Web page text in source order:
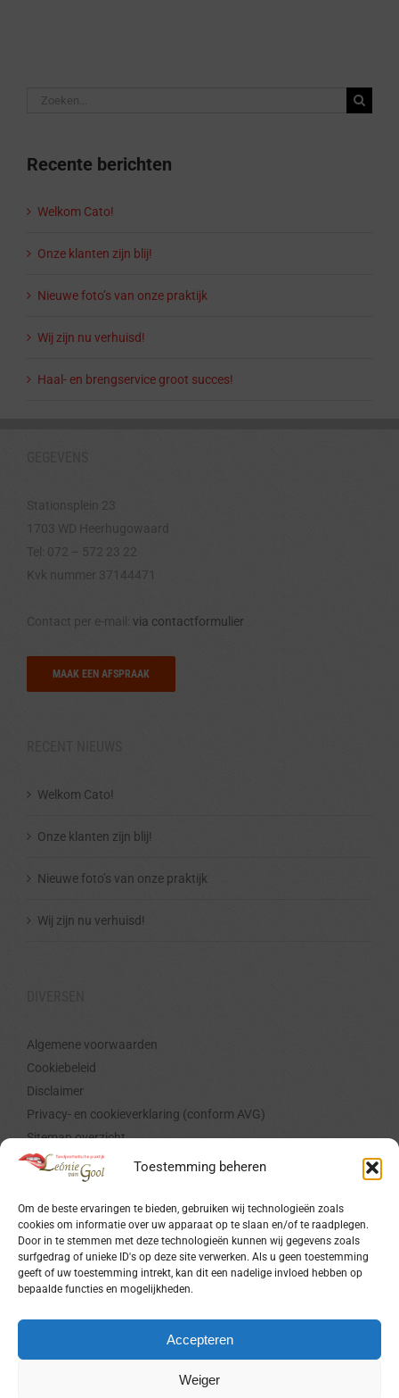
Toestemming beheren
Om de beste ervaringen te bieden, gebruiken wij technologieën zoals
cookies om informatie over uw apparaat op te slaan en/of te raadplegen.
Door in te stemmen met deze technologieën kunnen wij gegevens zoals
surfgedrag of unieke ID's op deze site verwerken. Als u geen toestemming
geeft of uw toestemming intrekt, kan dit een nadelige invloed hebben op
bepaalde functies en mogelijkheden.
Accepteren
Weiger
Zoeken
Recente berichten
Welkom Cato!
Onze klanten zijn blij!
Nieuwe foto’s van onze praktijk
Wij zijn nu verhuisd!
Haal- en brengservice groot succes!
Stationsplein 23
1703 WD Heerhugowaard
Tel: 072 – 572 23 22
Kvk nummer 37144471
Contact per e-mail: via contactformulier
MAAK EEN AFSPRAAK
Welkom Cato!
Onze klanten zijn blij!
Nieuwe foto’s van onze praktijk
Wij zijn nu verhuisd!
Algemene voorwaarden
Cookiebeleid
Disclaimer
Privacy- en cookieverklaring (conform AVG)
Sitemap overzicht
CERTIFICERING
Branchekeurmerk volgens de NEN-EN-ISO 9001 normering.